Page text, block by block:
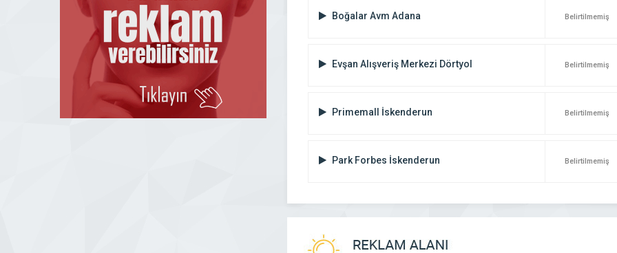
Boğalar Avm Adana Belirtilmemiş
Evşan Alışveriş Merkezi Dörtyol Belirtilmemiş
Primemall İskenderun Belirtilmemiş
Park Forbes İskenderun Belirtilmemiş